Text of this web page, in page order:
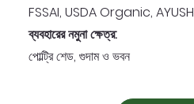
FSSAI, USDA Organic, AYUSH
ব্যবহারের নমুনা ক্ষেত্র:
পোল্ট্রি শেড, গুদাম ও ভবন